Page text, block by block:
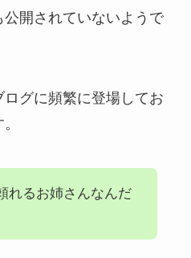
開されていないようで
グに頻繁に登場してお
れるお姉さんなんだ